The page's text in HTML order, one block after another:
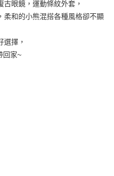
分期」於每月結算日後寄送繳費提
商條碼／台灣大直營門市／銀行轉
繳費。
」（以下簡稱本公司）所提供，讓
服務，並由商店將買賣／分期付款
公司帳單繳交帳款。
灣大哥大進項蒐集、處理及利用，
之確認、核對及更正。
可結帳。
款。
後，將跳轉至「AFTEE先享後付」
簡訊。
方視為交易完成。
費，但若您需要取消訂單，請聯絡
單仍視為有效，需透過AFTEE先享
」之結帳頁面顯示為準，若有關於
關疑問，請聯繫「AFTEE先享後付
support/home
費
費
費
眼鏡，運動條紋外套，
柔和的小熊混搭各種風格卻不顯
選擇，
回家~